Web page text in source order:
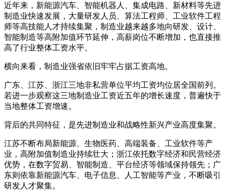
近年来，新能源汽车、智能机器人、集成电路、新材料等先进
制造业快速发展，大量研发人员、算法工程师、工业软件工程
师等高技能人才持续集聚，制造业越来越多地向研发、设计、
智能制造等高附加值环节延伸，高薪岗位不断增加，也直接推
高了行业整体工资水平。
横向来看，制造业强省依旧牢牢占据工资高地。
广东、江苏、浙江三地非私营单位平均工资均位居全国前列。
若进一步观察这三地制造业工资近五年的增长速度，普遍快于
当地整体工资增速。
背后的共同特征，是先进制造业和战略性新兴产业高度集聚。
江苏不断布局新能源、生物医药、高端装备、工业软件等产
业，高附加值制造业持续壮大；浙江依托数字经济和民营经济
优势，在数字贸易、智能制造、平台经济等领域保持领先；广
东则依靠新能源汽车、电子信息、人工智能等产业，不断吸引
研发人才聚集。